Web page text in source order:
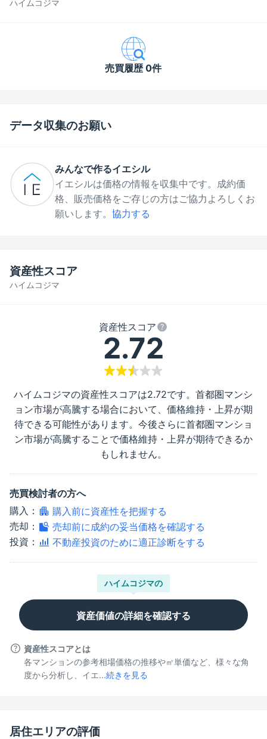
ハイムコジマ
売買履歴 0件
データ収集のお願い
みんなで作るイエシル
イエシルは価格の情報を収集中です。成約価
格、販売価格をご存じの方はご協力よろしくお
願いします。 協力する
ハイムコジマ
資産性スコア
資産性スコア
2.72
ハイムコジマの資産性スコアは2.72です。首都圏マンシ
ョン市場が高騰する場合において、価格維持・上昇が期
待できる可能性があります。今後さらに首都圏マンショ
ン市場が高騰することで価格維持・上昇が期待できるか
もしれません。
売買検討者の方へ
購入：
購入前に資産性を把握する
売却：
売却前に成約の妥当価格を確認する
投資：
不動産投資のために適正診断をする
ハイムコジマの
資産価値の詳細を確認する
資産性スコアとは
各マンションの参考相場価格の推移や㎡単価など、様々な角
度から分析し、イエ...続きを見る
居住エリアの評価